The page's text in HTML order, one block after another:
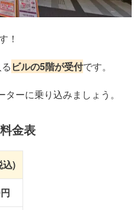
！
ビルの5階が受付です。
ーに乗り込みましょう。
金表
込)